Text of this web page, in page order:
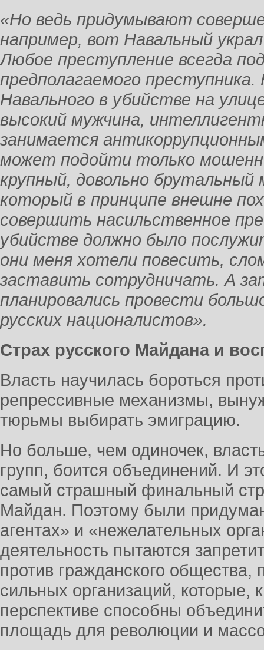
«Но ведь придумывают
например, вот Навальный
Любое преступление всегда
предполагаемого
Навального в убийстве на
высокий мужчина,
занимается
может подойти только
крупный, довольно брутальный
который в принципе внешне
совершить насильственное
убийстве должно было
они меня хотели повесить,
заставить сотрудничать. А
планировались провести
русских националистов».
Страх русского Майдана и
Власть научилась бороться
репрессивные механизмы,
тюрьмы выбирать эмиграцию.
Но больше, чем одиночек,
групп, боится объединений. И
самый страшный финальный
Майдан. Поэтому были
агентах» и «нежелательных
деятельность пытаются
против гражданского
сильных организаций, которые,
перспективе способны
площадь для революции и